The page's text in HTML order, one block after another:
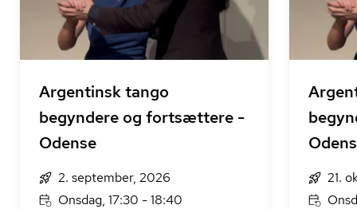
Argentinsk tango
begyndere og fortsættere -
Odense
2. september, 2026
Onsdag, 17:30 - 18:40
21.